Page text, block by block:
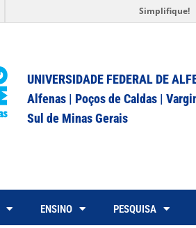
Simplifique!
UNIVERSIDADE FEDERAL DE
Alfenas | Poços de Caldas |
Sul de Minas Gerais
ENSINO PESQUISA